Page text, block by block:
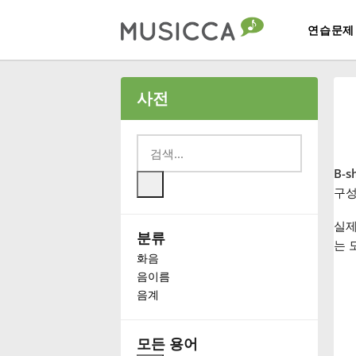
연습문제
Български
Deutsch
English
Español
사전
분류
화음
음이름
음계
모든 용어
B-
구
실
는